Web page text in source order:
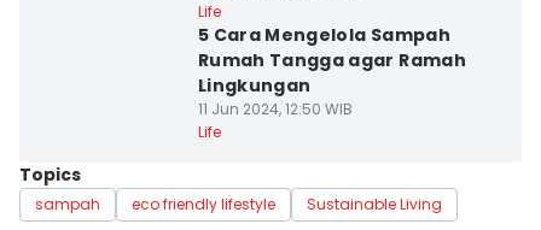
Life
5 Cara Mengelola Sampah
Rumah Tangga agar Ramah
Lingkungan
11 Jun 2024, 12:50 WIB
Life
Topics
sampah eco friendly lifestyle Sustainable Living